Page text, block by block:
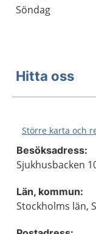
Söndag
Hitta oss
Större karta och
Besöksadress:
Sjukhusbacken
Län, kommun:
Stockholms län,